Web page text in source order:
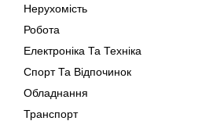
Нерухомість
Робота
Електроніка Та Техніка
Спорт Та Відпочинок
Обладнання
Транспорт